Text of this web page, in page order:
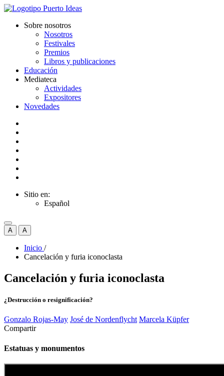
Sobre nosotros
Nosotros
Festivales
Premios
Libros y publicaciones
Educación
Mediateca
Actividades
Expositores
Novedades
Sitio en:
Español
A A
Inicio /
Cancelación y furia iconoclasta
Cancelación y furia iconoclasta
¿Destrucción o resignificación?
Gonzalo Rojas-May José de Nordenflycht Marcela Küpfer
Compartir
Estatuas y monumentos